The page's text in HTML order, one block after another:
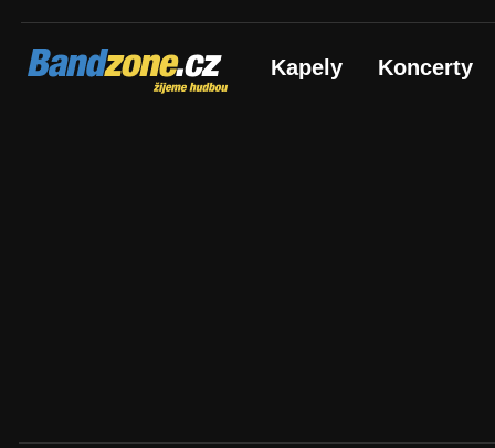
Bandzone.cz
žijeme hudbou Kapely Koncerty